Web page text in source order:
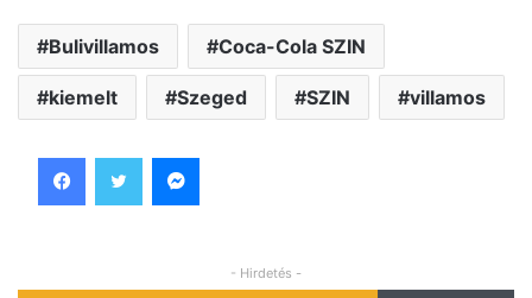
Bulivillamos Coca-Cola SZIN
kiemelt Szeged SZIN villamos
- Hirdetés -